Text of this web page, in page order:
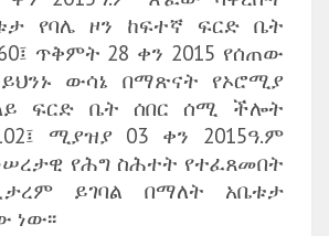
የባሌ ዞን ከፍተኛ ፍርድ ቤት
ጥቅምት 28 ቀን 2015 የሰጠው
ውሳኔ በማጽናት የኦሮሚያ
ፍርድ ቤት ሰበር ሰሚ ችሎት
ሚያዝያ 03 ቀን 2015ዓ.ም
የሕግ ስሕተት የተፈጸመበት
ይገባል በማለት አቤቱታ